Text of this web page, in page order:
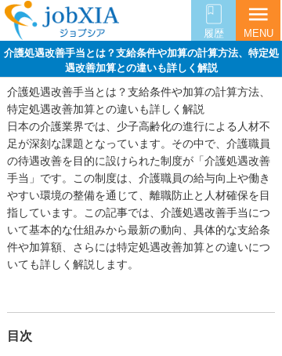
履歴
menu
MENU
介護処遇改善手当とは？支給条件や加算の計算方法、特定処
遇改善加算との違いも詳しく解説
介護処遇改善手当とは？支給条件や加算の計算方法、
特定処遇改善加算との違いも詳しく解説
日本の介護業界では、少子高齢化の進行による人材不
足が深刻な課題となっています。その中で、介護職員
の待遇改善を目的に設けられた制度が「介護処遇改善
手当」です。この制度は、介護職員の給与向上や働き
やすい環境の整備を通じて、離職防止と人材確保を目
指しています。この記事では、介護処遇改善手当につ
いて基本的な仕組みから最新の動向、具体的な支給条
件や加算額、さらには特定処遇改善加算との違いにつ
いても詳しく解説します。
目次